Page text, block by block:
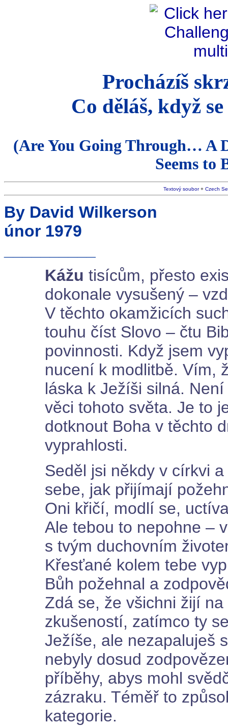
Procházíš
Co děláš, když
(Are You Going Through… A
Seems to
Textový soubor+ Czech
By David Wilkerson
únor 1979
Kážu tisícům, přesto
dokonale vysušený –
V těchto okamžicích
touhu číst Slovo – čtu
povinnosti. Když jsem
nucení k modlitbě. Vím,
láska k Ježíši silná.
věci tohoto světa. Je to
dotknout Boha v těchto
vyprahlosti.
Seděl jsi někdy v církvi
sebe, jak přijímají
Oni křičí, modlí se,
Ale tebou to nepohne –
s tvým duchovním
Křesťané kolem tebe
Bůh požehnal a
Zdá se, že všichni žijí
zkušeností, zatímco ty
Ježíše, ale nezapaluješ
nebyly dosud
příběhy, abys mohl
zázraku. Téměř to
kategorie.